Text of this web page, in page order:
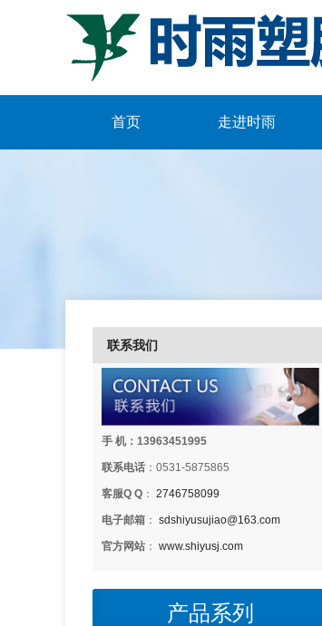
首页 走进时雨
联系我们
手 机：13963451995
联系电话 ：0531-5875865
客服Q Q ： 2746758099
电子邮箱 ： sdshiyusujiao@163.com
官方网站 ： www.shiyusj.com
产品系列